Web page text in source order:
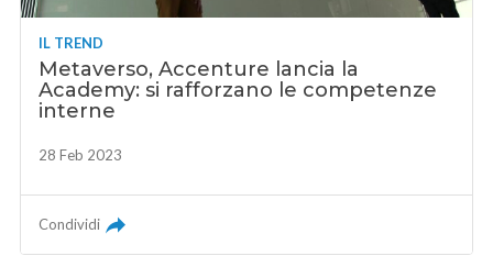
IL TREND
Metaverso, Accenture lancia la
Academy: si rafforzano le competenze
interne
28 Feb 2023
Condividi